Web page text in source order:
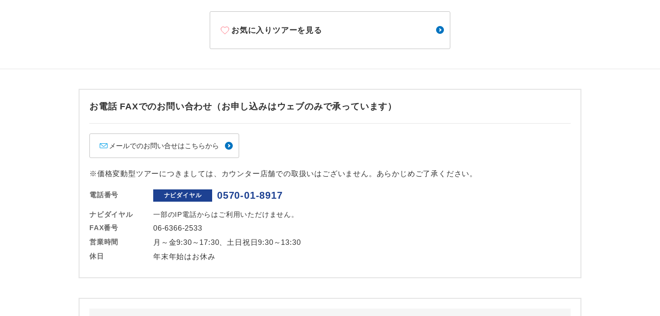
お気に入りツアーを見る
お電話 FAXでのお問い合わせ（お申し込みはウェブのみで承っています）
メールでのお問い合せはこちらから
※価格変動型ツアーにつきましては、カウンター店舗での取扱いはございません。あらかじめご了承ください。
電話番号 ナビダイヤル 0570-01-8917
ナビダイヤル
一部のIP電話からはご利用いただけません。
FAX番号
06-6366-2533
営業時間 月～金9:30～17:30、土日祝日9:30～13:30
休日 年末年始はお休み
利用航空会社が指定なので、ご出発の計画にとても便利で
ホテル指定 ご紹介するホテルを指定したコースです。
おひとり様バス2席利用 おひとり様でバス席を2席利⽤できます。